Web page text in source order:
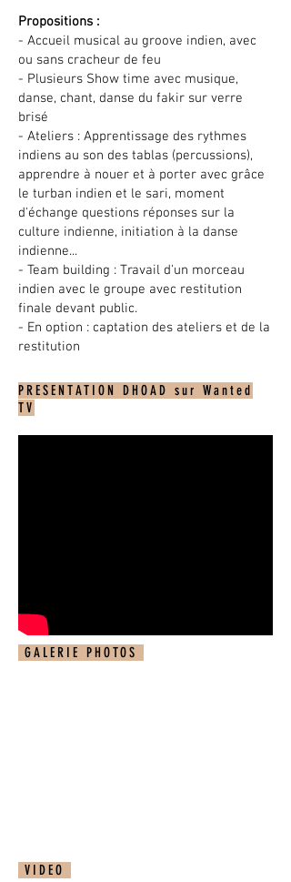
Propositions :
- Accueil musical au groove indien, avec
ou sans cracheur de feu
- Plusieurs Show time avec musique,
danse, chant, danse du fakir sur verre
brisé
- Ateliers : Apprentissage des rythmes
indiens au son des tablas (percussions),
apprendre à nouer et à porter avec grâce
le turban indien et le sari, moment
d'échange questions réponses sur la
culture indienne, initiation à la danse
indienne...
- Team building : Travail d'un morceau
indien avec le groupe avec restitution
finale devant public.
- En option : captation des ateliers et de la
restitution
PRESENTATION DHOAD sur Wanted
TV
GALERIE PHOTOS
VIDEO